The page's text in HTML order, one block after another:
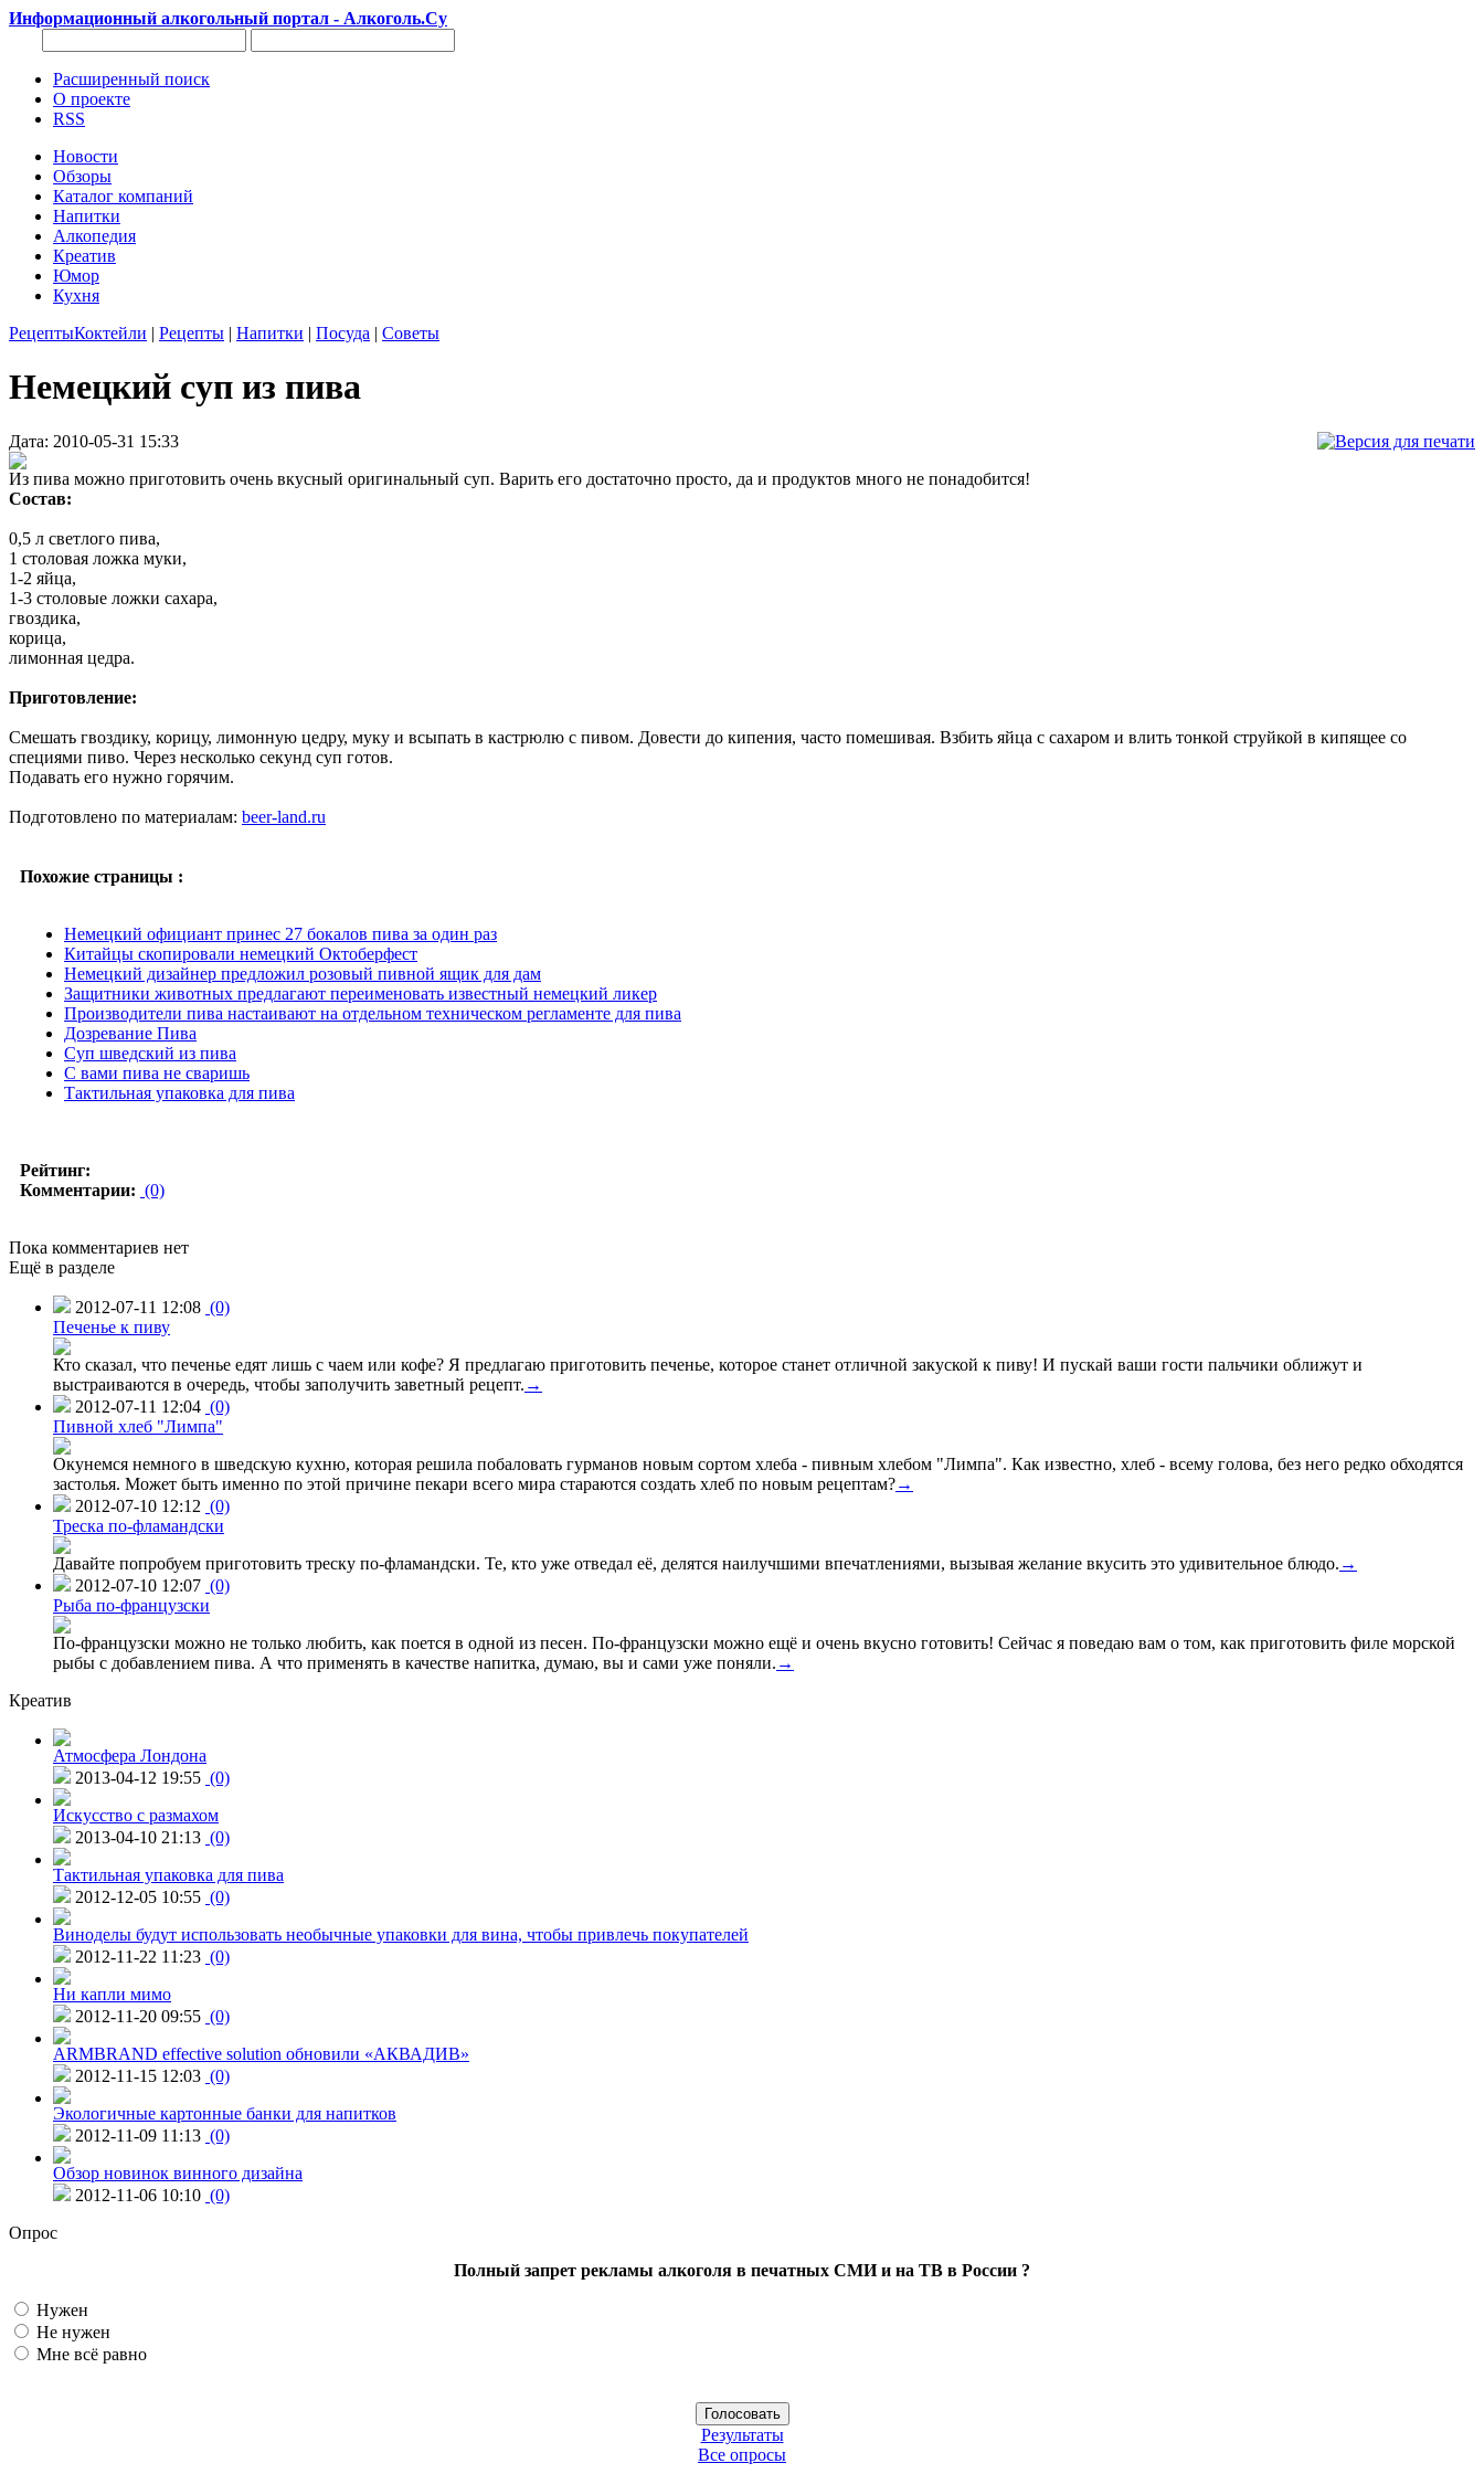
Информационный алкогольный портал - Алкоголь.Су
Расширенный поиск
О проекте
RSS
Новости
Обзоры
Каталог компаний
Напитки
Алкопедия
Креатив
Юмор
Кухня
РецептыКоктейли | Рецепты | Напитки | Посуда | Советы
Немецкий суп из пива
Дата: 2010-05-31 15:33
Из пива можно приготовить очень вкусный оригинальный суп. Варить его достаточно просто, да и продуктов много не понадобится!
Cостав:
0,5 л светлого пива,
1 столовая ложка муки,
1-2 яйца,
1-3 столовые ложки сахара,
гвоздика,
корица,
лимонная цедра.
Приготовление:
Смешать гвоздику, корицу, лимонную цедру, муку и всыпать в кастрюлю с пивом. Довести до кипения, часто помешивая. Взбить яйца с сахаром и влить тонкой струйкой в кипящее со
специями пиво. Через несколько секунд суп готов.
Подавать его нужно горячим.
Подготовлено по материалам: beer-land.ru
Похожие страницы :
Немецкий официант принес 27 бокалов пива за один раз
Китайцы скопировали немецкий Октоберфест
Немецкий дизайнер предложил розовый пивной ящик для дам
Защитники животных предлагают переименовать известный немецкий ликер
Производители пива настаивают на отдельном техническом регламенте для пива
Дозревание Пива
Суп шведский из пива
С вами пива не сваришь
Тактильная упаковка для пива
Рейтинг:
Комментарии: (0)
Пока комментариев нет
Ещё в разделе
2012-07-11 12:08 (0)
Печенье к пиву
Кто сказал, что печенье едят лишь с чаем или кофе? Я предлагаю приготовить печенье, которое станет отличной закуской к пиву! И пускай ваши гости пальчики оближут и
выстраиваются в очередь, чтобы заполучить заветный рецепт. →
2012-07-11 12:04 (0)
Пивной хлеб "Лимпа"
Окунемся немного в шведскую кухню, которая решила побаловать гурманов новым сортом хлеба - пивным хлебом "Лимпа". Как известно, хлеб - всему голова, без него редко обходятся
застолья. Может быть именно по этой причине пекари всего мира стараются создать хлеб по новым рецептам?→
2012-07-10 12:12 (0)
Треска по-фламандски
Давайте попробуем приготовить треску по-фламандски. Те, кто уже отведал её, делятся наилучшими впечатлениями, вызывая желание вкусить это удивительное блюдо. →
2012-07-10 12:07 (0)
Рыба по-французски
По-французски можно не только любить, как поется в одной из песен. По-французски можно ещё и очень вкусно готовить! Сейчас я поведаю вам о том, как приготовить филе морской
рыбы с добавлением пива. А что применять в качестве напитка, думаю, вы и сами уже поняли. →
Креатив
Атмосфера Лондона
2013-04-12 19:55 (0)
Искусство с размахом
2013-04-10 21:13 (0)
Тактильная упаковка для пива
2012-12-05 10:55 (0)
Виноделы будут использовать необычные упаковки для вина, чтобы привлечь покупателей
2012-11-22 11:23 (0)
Ни капли мимо
2012-11-20 09:55 (0)
ARMBRAND effective solution обновили «АКВАДИВ»
2012-11-15 12:03 (0)
Экологичные картонные банки для напитков
2012-11-09 11:13 (0)
Обзор новинок винного дизайна
2012-11-06 10:10 (0)
Опрос
Полный запрет рекламы алкоголя в печатных СМИ и на ТВ в России ?
Нужен
Не нужен
Мне всё равно
Результаты
Все опросы